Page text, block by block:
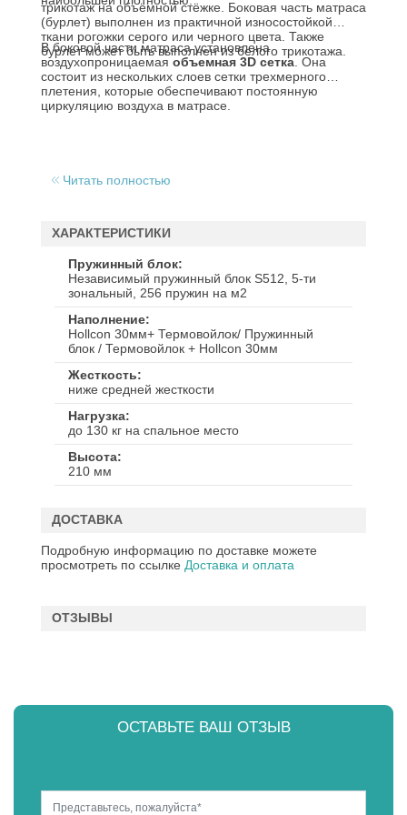
трикотаж на объёмной стёжке. Боковая часть матраса
(бурлет) выполнен из практичной износостойкой
ткани рогожки серого или черного цвета. Также
бурлет может быть выполнен из белого трикотажа.
В боковой части матраса установлена
воздухопроницаемая объемная 3D сетка . Она
состоит из нескольких слоев сетки трехмерного
плетения, которые обеспечивают постоянную
циркуляцию воздуха в матрасе.
Читать полностью
ХАРАКТЕРИСТИКИ
Пружинный блок
Независимый пружинный блок S512, 5-ти
зональный, 256 пружин на м2
Наполнение
Hollcon 30мм+ Термовойлок/ Пружинный
блок / Термовойлок + Hollcon 30мм
Жесткость
ниже средней жесткости
Нагрузка
до 130 кг на спальное место
Высота
210 мм
ДОСТАВКА
Подробную информацию по доставке можете
просмотреть по ссылке Доставка и оплата
ОТЗЫВЫ
ОСТАВЬТЕ ВАШ ОТЗЫВ